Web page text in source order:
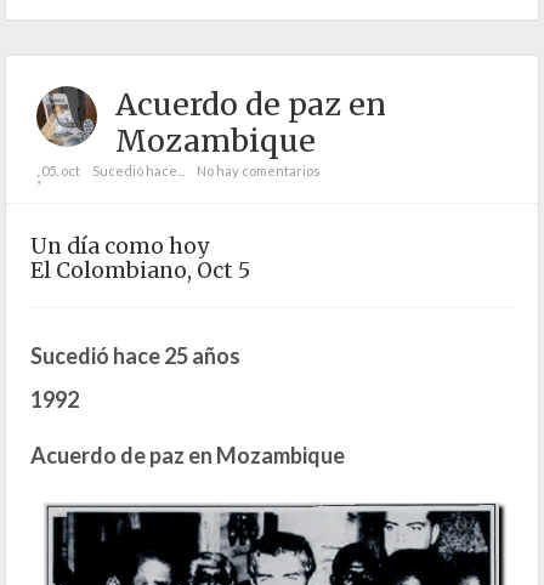
Acuerdo de paz en
Mozambique
;05. oct Sucedió hace... No hay comentarios
Un día como hoy
El Colombiano, Oct 5
Sucedió hace 25 años
1992
Acuerdo de paz en Mozambique